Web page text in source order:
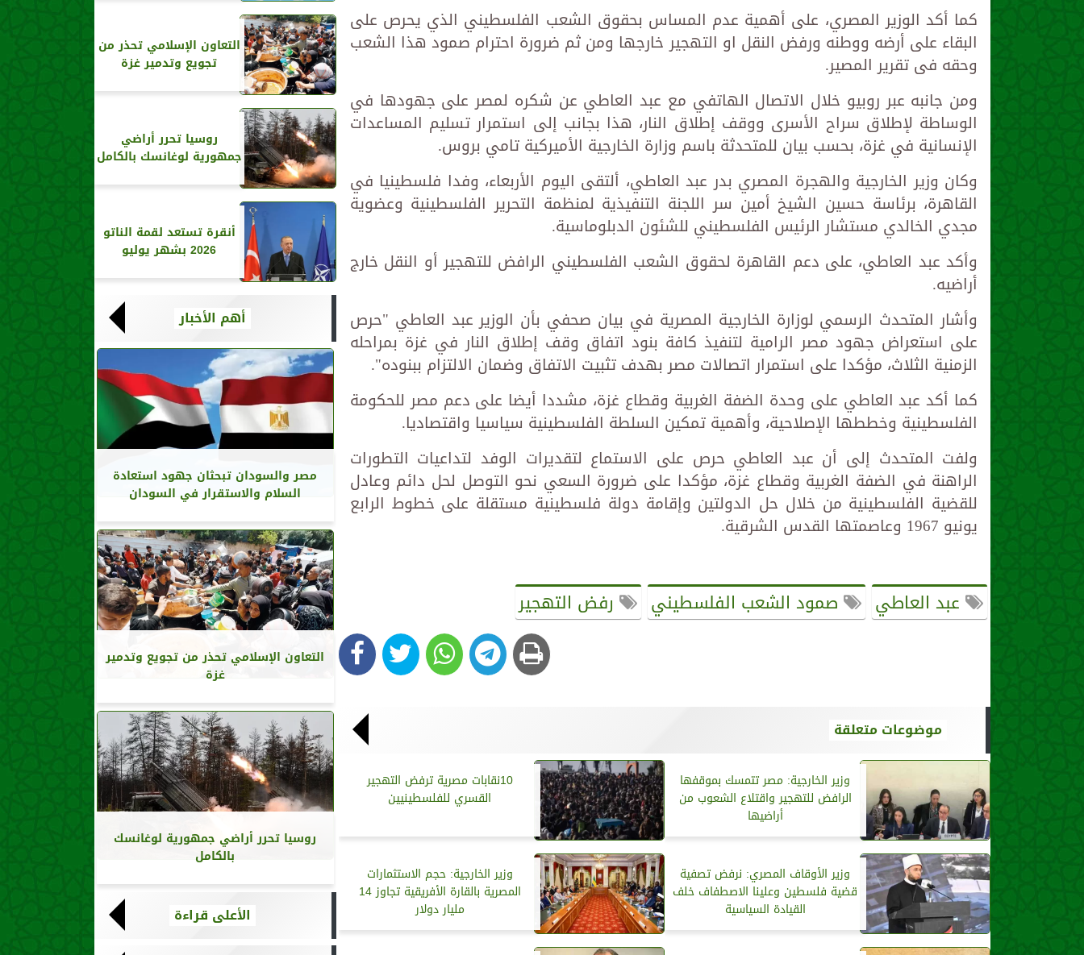
كما أكد الوزير المصري، على أهمية عدم المساس بحقوق الشعب الفلسطيني الذي يحرص على
البقاء على أرضه ووطنه ورفض النقل او التهجير خارجها ومن ثم ضرورة احترام صمود هذا الشعب
وحقه فى تقرير المصير.
ومن جانبه عبر روبيو خلال الاتصال الهاتفي مع عبد العاطي عن شكره لمصر على جهودها في
الوساطة لإطلاق سراح الأسرى ووقف إطلاق النار، هذا بجانب إلى استمرار تسليم المساعدات
الإنسانية في غزة، بحسب بيان للمتحدثة باسم وزارة الخارجية الأميركية تامي بروس.
وكان وزير الخارجية والهجرة المصري بدر عبد العاطي، ألتقى اليوم الأربعاء، وفدا فلسطينيا في
القاهرة، برئاسة حسين الشيخ أمين سر اللجنة التنفيذية لمنظمة التحرير الفلسطينية وعضوية
مجدي الخالدي مستشار الرئيس الفلسطيني للشئون الدبلوماسية.
وأكد عبد العاطي، على دعم القاهرة لحقوق الشعب الفلسطيني الرافض للتهجير أو النقل خارج
أراضيه.
وأشار المتحدث الرسمي لوزارة الخارجية المصرية في بيان صحفي بأن الوزير عبد العاطي "حرص
على استعراض جهود مصر الرامية لتنفيذ كافة بنود اتفاق وقف إطلاق النار في غزة بمراحله
الزمنية الثلاث، مؤكدا على استمرار اتصالات مصر بهدف تثبيت الاتفاق وضمان الالتزام ببنوده".
كما أكد عبد العاطي على وحدة الضفة الغربية وقطاع غزة، مشددا أيضا على دعم مصر للحكومة
الفلسطينية وخططها الإصلاحية، وأهمية تمكين السلطة الفلسطينية سياسيا واقتصاديا.
ولفت المتحدث إلى أن عبد العاطي حرص على الاستماع لتقديرات الوفد لتداعيات التطورات
الراهنة في الضفة الغربية وقطاع غزة، مؤكدا على ضرورة السعي نحو التوصل لحل دائم وعادل
للقضية الفلسطينية من خلال حل الدولتين وإقامة دولة فلسطينية مستقلة على خطوط الرابع
يونيو 1967 وعاصمتها القدس الشرقية.
عبد العاطي صمود الشعب الفلسطيني رفض التهجير
موضوعات متعلقة
وزير الخارجية: مصر تتمسك بموقفها
الرافض للتهجير واقتلاع الشعوب من
أراضيها
10نقابات مصرية ترفض التهجير
القسري للفلسطينيين
وزير الأوقاف المصري: نرفض تصفية
قضية فلسطين وعلينا الاصطفاف خلف
القيادة السياسية
وزير الخارجية: حجم الاستثمارات
المصرية بالقارة الأفريقية تجاوز 14
مليار دولار
التعاون الإسلامي تحذر من
تجويع وتدمير غزة
روسيا تحرر أراضي
جمهورية لوغانسك بالكامل
أنقرة تستعد لقمة الناتو
2026 بشهر يوليو
أهم الأخبار
مصر والسودان تبحثان جهود استعادة
السلام والاستقرار في السودان
التعاون الإسلامي تحذر من تجويع وتدمير
غزة
روسيا تحرر أراضي جمهورية لوغانسك
بالكامل
الأعلى قراءة